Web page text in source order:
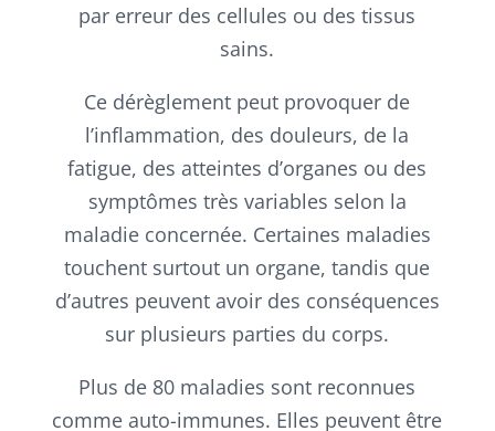
par erreur des cellules ou des tissus
sains.
Ce dérèglement peut provoquer de
l’inflammation, des douleurs, de la
fatigue, des atteintes d’organes ou des
symptômes très variables selon la
maladie concernée. Certaines maladies
touchent surtout un organe, tandis que
d’autres peuvent avoir des conséquences
sur plusieurs parties du corps.
Plus de 80 maladies sont reconnues
comme auto-immunes. Elles peuvent être